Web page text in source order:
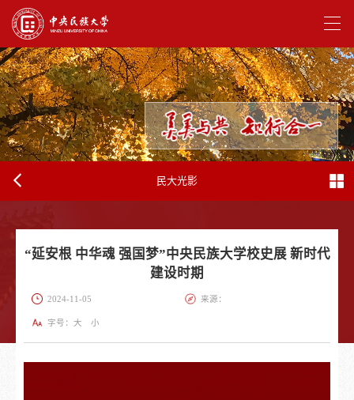
民大光影
“延安根 中华魂 强国梦”中央民族大学校史展 新时代
建设时期
2024-11-05 来源：
字号： 大 小